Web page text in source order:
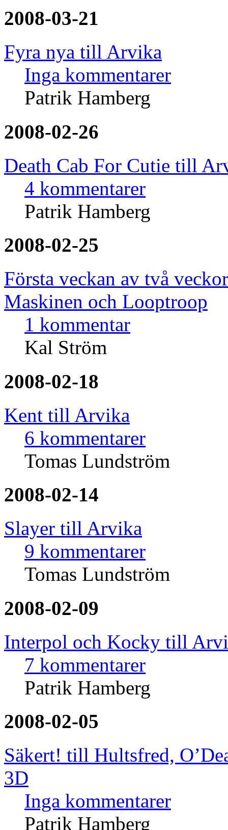
2008-03-21
Fyra nya till Arvika
Inga kommentarer
Patrik Hamberg
2008-02-26
Death Cab For Cutie till
4 kommentarer
Patrik Hamberg
2008-02-25
Första veckan av två
Maskinen och Looptroop
1 kommentar
Kal Ström
2008-02-18
Kent till Arvika
6 kommentarer
Tomas Lundström
2008-02-14
Slayer till Arvika
9 kommentarer
Tomas Lundström
2008-02-09
Interpol och Kocky till
7 kommentarer
Patrik Hamberg
2008-02-05
Säkert! till Hultsfred,
3D
Inga kommentarer
Patrik Hamberg